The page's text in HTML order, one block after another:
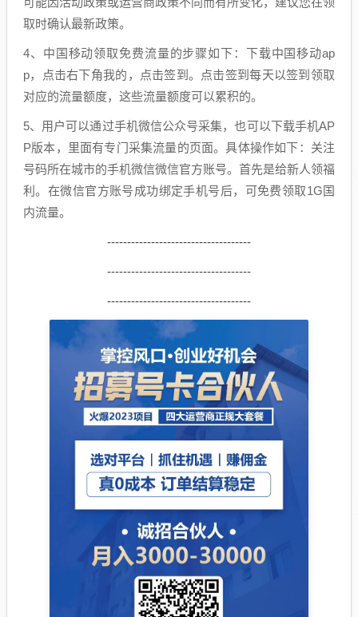
取时确认最新政策。
4、中国移动领取免费流量的步骤如下：下载中国移动ap
p，点击右下角我的，点击签到。点击签到每天以签到领取
对应的流量额度，这些流量额度可以累积的。
5、用户可以通过手机微信公众号采集，也可以下载手机AP
P版本，里面有专门采集流量的页面。具体操作如下：关注
号码所在城市的手机微信微信官方账号。首先是给新人领福
利。在微信官方账号成功绑定手机号后，可免费领取1G国
内流量。
------------------------------------
------------------------------------
------------------------------------